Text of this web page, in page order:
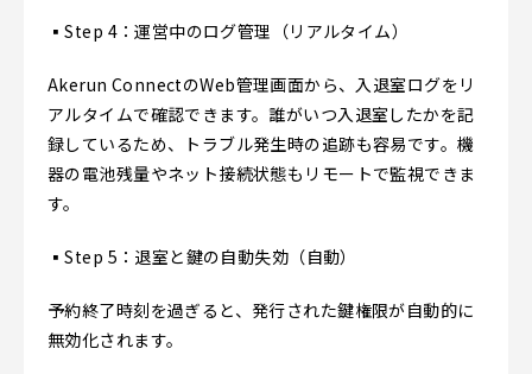
▪️Step 4：運営中のログ管理（リアルタイム）
Akerun ConnectのWeb管理画面から、入退室ログをリ
アルタイムで確認できます。誰がいつ入退室したかを記
録しているため、トラブル発生時の追跡も容易です。機
器の電池残量やネット接続状態もリモートで監視できま
す。
▪️Step 5：退室と鍵の自動失効（自動）
予約終了時刻を過ぎると、発行された鍵権限が自動的に
無効化されます。